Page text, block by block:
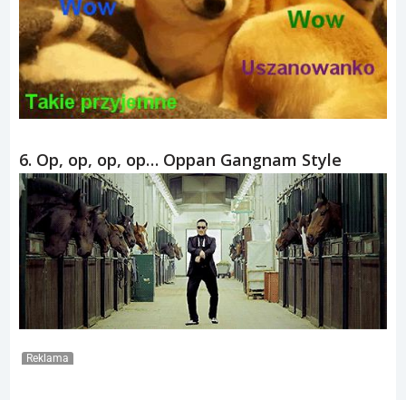
6. Op, op, op, op… Oppan Gangnam Style
Reklama